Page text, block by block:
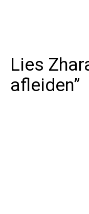
Lies
afleiden”